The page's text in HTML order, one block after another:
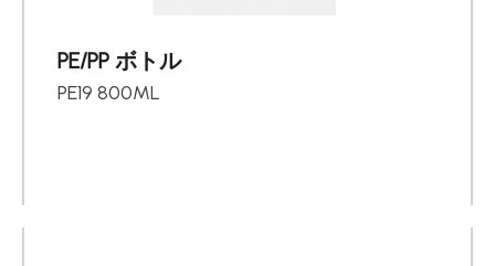
PE/PP ボトル
PE19 800ML